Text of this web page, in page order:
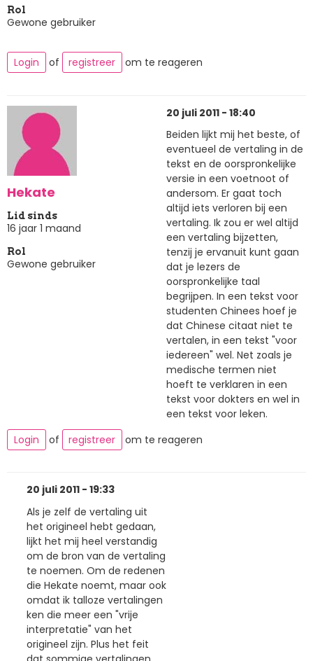
Rol
Gewone gebruiker
Login of registreer om te reageren
Hekate
Lid sinds
16 jaar 1 maand
Rol
Gewone gebruiker
20 juli 2011 - 18:40
Beiden lijkt mij het beste, of
eventueel de vertaling in de
tekst en de oorspronkelijke
versie in een voetnoot of
andersom. Er gaat toch
altijd iets verloren bij een
vertaling. Ik zou er wel altijd
een vertaling bijzetten,
tenzij je ervanuit kunt gaan
dat je lezers de
oorspronkelijke taal
begrijpen. In een tekst voor
studenten Chinees hoef je
dat Chinese citaat niet te
vertalen, in een tekst "voor
iedereen" wel. Net zoals je
medische termen niet
hoeft te verklaren in een
tekst voor dokters en wel in
een tekst voor leken.
Login
of registreer om te reageren
20 juli 2011 - 19:33
Als je zelf de vertaling uit
het origineel hebt gedaan,
lijkt het mij heel verstandig
om de bron van de vertaling
te noemen. Om de redenen
die Hekate noemt, maar ook
omdat ik talloze vertalingen
ken die meer een "vrije
interpretatie" van het
origineel zijn. Plus het feit